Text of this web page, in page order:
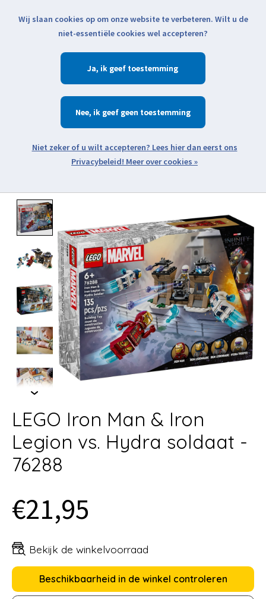
Klik voor actuele verzendinformatie...
Verlanglijst
Zoeken
Open webshop menu
LEGO Iron Man & Iron
Legion vs. Hydra soldaat -
76288
€21,95
Bekijk de winkelvoorraad
Beschikbaarheid in de winkel controleren
Wij slaan cookies op om onze website te verbeteren. Wilt u de
niet-essentiële cookies wel accepteren?
Ja
Nee
Meer over cookies »